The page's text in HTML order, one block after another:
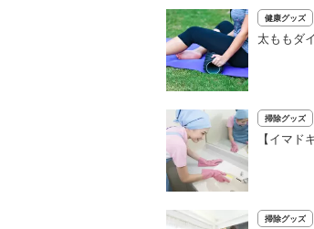
健康グッズ
太ももダ
掃除グッズ
【イマド
掃除グッズ